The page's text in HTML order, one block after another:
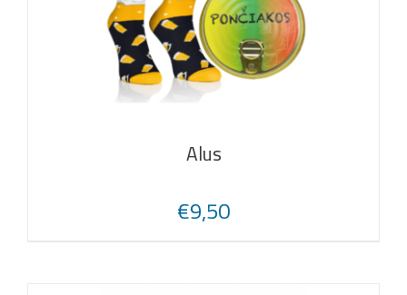
Alus
€9,50